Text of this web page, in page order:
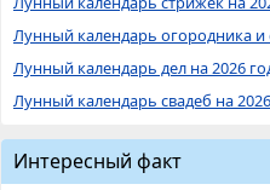
Лунный календарь огородника и
Лунный календарь дел на 2026
Лунный календарь свадеб на
Интересный факт